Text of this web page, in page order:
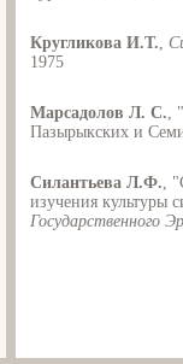
Кругликова И.Т.,
1975
Марсадолов Л. С.,
Пазырыкских и
Силантьева Л.Ф.,
изучения культуры
Государственного